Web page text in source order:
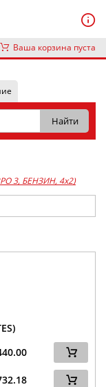
Ваша корзина пуста
3, БЕНЗИН, 4x2)